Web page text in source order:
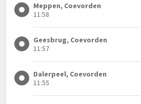
Meppen, Coevorden
11:58
Geesbrug, Coevorden
11:57
Dalerpeel, Coevorden
11:55